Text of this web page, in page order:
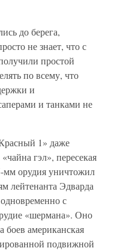
до берега,
не знает, что с
простой
по всему, что
и
и танками не
1» даже
гэл», пересекая
орудия уничтожил
лейтенанта Эдварда
с
«шермана». Оно
боев американская
подвижной